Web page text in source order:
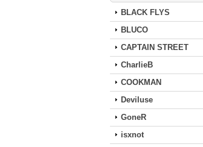
BLACK FLYS
BLUCO
CAPTAIN STREET
CharlieB
COOKMAN
Deviluse
GoneR
isxnot